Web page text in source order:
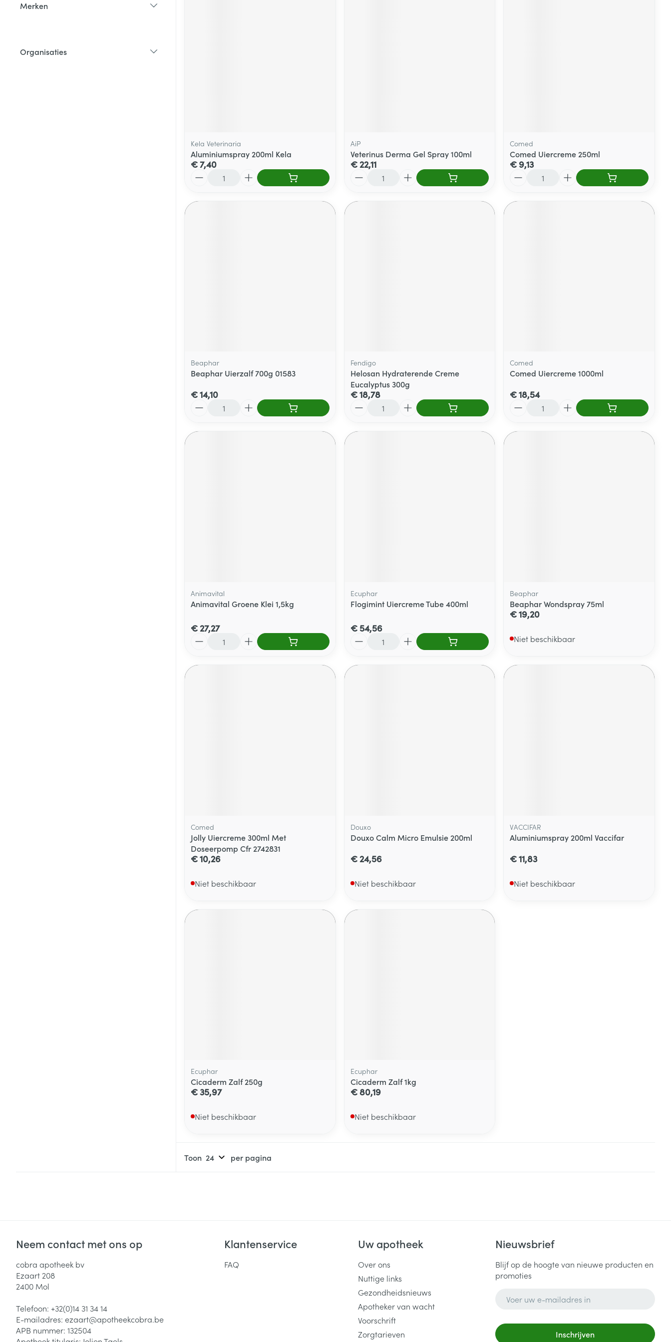
Merken
Organisaties
Kela Veterinaria
Aluminiumspray 200ml Kela
€ 7,40
AiP
Veterinus Derma Gel Spray 100ml
€ 22,11
Comed
Comed Uiercreme 250ml
€ 9,13
Beaphar
Beaphar Uierzalf 700g 01583
€ 14,10
Fendigo
Helosan Hydraterende Creme
Eucalyptus 300g
€ 18,78
Comed
Comed Uiercreme 1000ml
€ 18,54
Animavital
Animavital Groene Klei 1,5kg
€ 27,27
Ecuphar
Flogimint Uiercreme Tube 400ml
€ 54,56
Beaphar
Beaphar Wondspray 75ml
€ 19,20
Niet beschikbaar
Comed
Jolly Uiercreme 300ml Met
Doseerpomp Cfr 2742831
€ 10,26
Niet beschikbaar
Douxo
Douxo Calm Micro Emulsie 200ml
€ 24,56
Niet beschikbaar
VACCIFAR
Aluminiumspray 200ml Vaccifar
€ 11,83
Niet beschikbaar
Ecuphar
Cicaderm Zalf 250g
€ 35,97
Niet beschikbaar
Ecuphar
Cicaderm Zalf 1kg
€ 80,19
Niet beschikbaar
Toon per pagina
Neem contact met ons op
cobra apotheek bv
Ezaart 208
2400 Mol
Telefoon: +32(0)14 31 34 14
E-mailadres: ezaart@apotheekcobra.be
APB nummer: 132504
Klantenservice
FAQ
Uw apotheek
Over ons
Nuttige links
Gezondheidsnieuws
Apotheker van wacht
Voorschrift
Zorgtarieven
Nieuwsbrief
Blijf op de hoogte van nieuwe producten en
promoties
Inschrijven